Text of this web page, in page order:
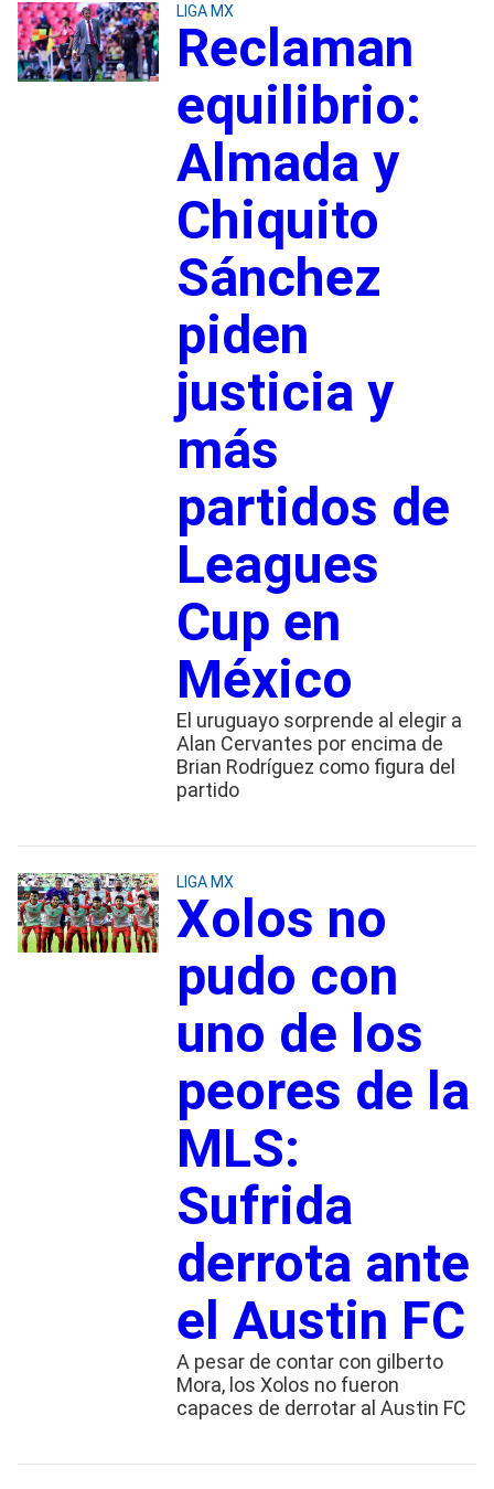
LIGA MX
Reclaman
equilibrio:
Almada y
Chiquito
Sánchez
piden
justicia y
más
partidos de
Leagues
Cup en
México
El uruguayo sorprende al elegir a
Alan Cervantes por encima de
Brian Rodríguez como figura del
partido
LIGA MX
Xolos no
pudo con
uno de los
peores de la
MLS:
Sufrida
derrota ante
el Austin FC
A pesar de contar con gilberto
Mora, los Xolos no fueron
capaces de derrotar al Austin FC